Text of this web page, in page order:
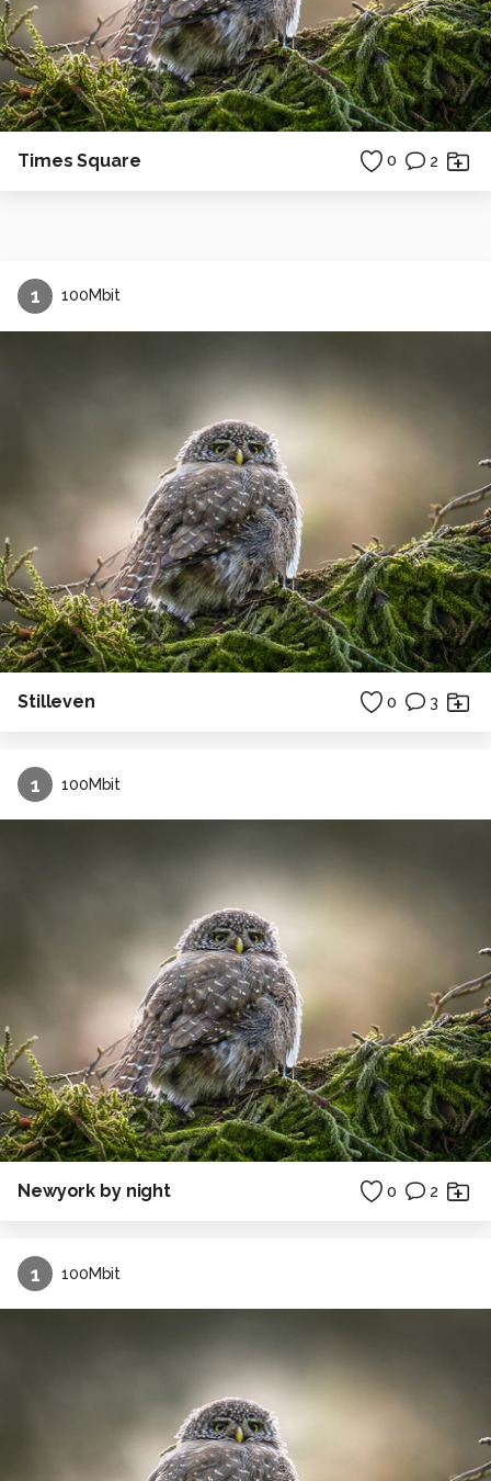
Times Square 0 2
1 100Mbit
Stilleven 0 3
1 100Mbit
Newyork by night 0 2
1 100Mbit